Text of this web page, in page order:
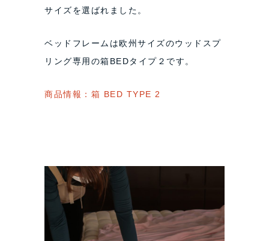
サイズを選ばれました。
ベッドフレームは欧州サイズのウッドスプ
リング専用の箱BEDタイプ２です。
商品情報：箱 BED TYPE 2